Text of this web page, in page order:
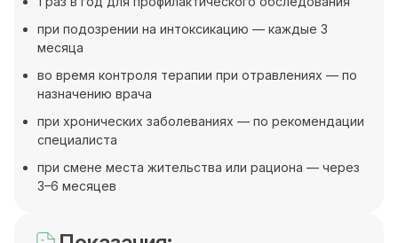
при подозрении на интоксикацию — каждые 3
месяца
во время контроля терапии при отравлениях — по
назначению врача
при хронических заболеваниях — по рекомендации
специалиста
при смене места жительства или рациона — через
3–6 месяцев